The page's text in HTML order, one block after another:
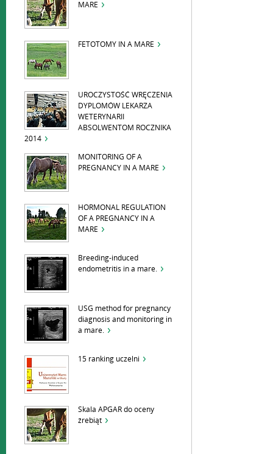
MARE
FETOTOMY IN A MARE
UROCZYSTOŚĆ WRĘCZENIA
DYPLOMÓW LEKARZA
WETERYNARII
ABSOLWENTOM ROCZNIKA
2014
MONITORING OF A
PREGNANCY IN A MARE
HORMONAL REGULATION
OF A PREGNANCY IN A
MARE
Breeding-induced
endometritis in a mare.
USG method for pregnancy
diagnosis and monitoring in
a mare.
15 ranking uczelni
Skala APGAR do oceny
źrebiąt